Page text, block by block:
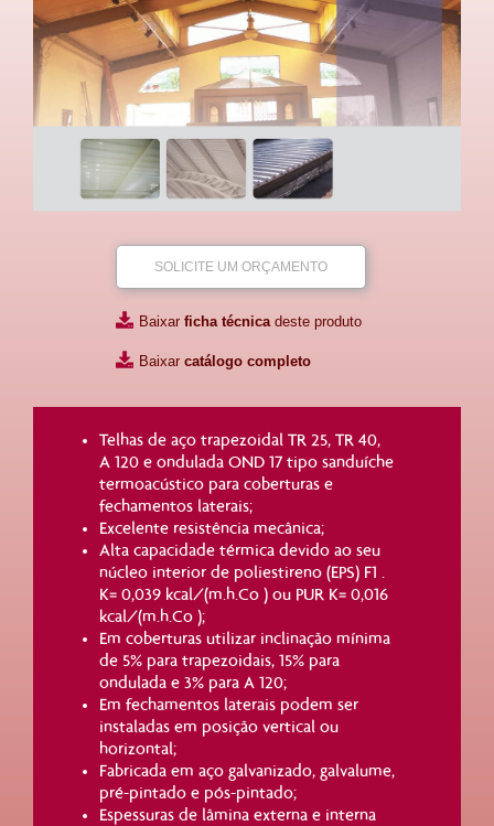
SOLICITE UM ORÇAMENTO
Baixar ficha técnica deste produto
Baixar catálogo completo
Telhas de aço trapezoidal TR 25, TR 40,
A 120 e ondulada OND 17 tipo sanduíche
termoacústico para coberturas e
fechamentos laterais;
Excelente resistência mecânica;
Alta capacidade térmica devido ao seu
núcleo interior de poliestireno (EPS) F1 .
K= 0,039 kcal/(m.h.Co ) ou PUR K= 0,016
kcal/(m.h.Co );
Em coberturas utilizar inclinação mínima
de 5% para trapezoidais, 15% para
ondulada e 3% para A 120;
Em fechamentos laterais podem ser
instaladas em posição vertical ou
horizontal;
Fabricada em aço galvanizado, galvalume,
pré-pintado e pós-pintado;
Espessuras de lâmina externa e interna